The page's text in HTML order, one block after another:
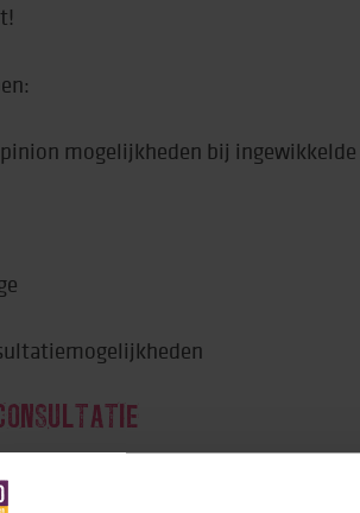
mogelijkheden bij ingewikkelde
kopen wij flexibel consultatie en
en sociale wijkteams.